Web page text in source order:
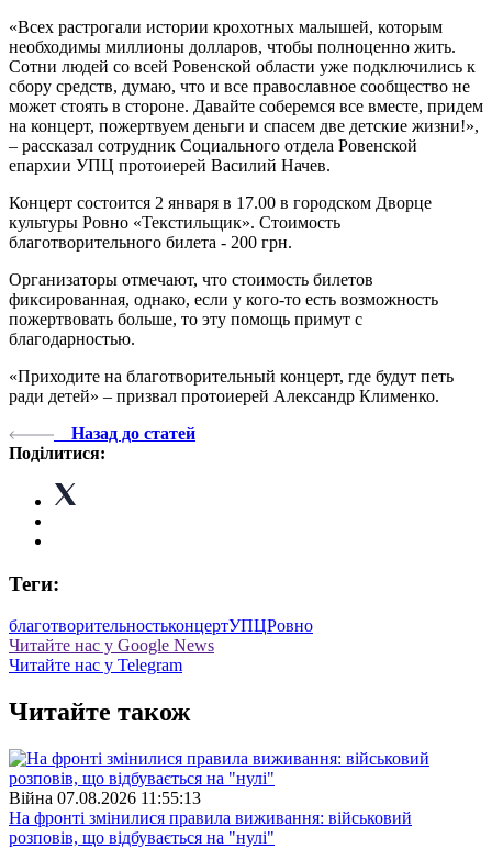
«Всех растрогали истории крохотных малышей, которым
необходимы миллионы долларов, чтобы полноценно жить.
Сотни людей со всей Ровенской области уже подключились к
сбору средств, думаю, что и все православное сообщество не
может стоять в стороне. Давайте соберемся все вместе, придем
на концерт, пожертвуем деньги и спасем две детские жизни!»,
– рассказал сотрудник Социального отдела Ровенской
епархии УПЦ протоиерей Василий Начев.
Концерт состоится 2 января в 17.00 в городском Дворце
культуры Ровно «Текстильщик». Стоимость
благотворительного билета - 200 грн.
Организаторы отмечают, что стоимость билетов
фиксированная, однако, если у кого-то есть возможность
пожертвовать больше, то эту помощь примут с
благодарностью.
«Приходите на благотворительный концерт, где будут петь
ради детей» – призвал протоиерей Александр Клименко.
Назад до статей
Поділитися:
Теги:
благотворительностьконцертУПЦРовно
Читайте нас у Google News
Читайте нас у Telegram
Читайте також
Війна 07.08.2026 11:55:13
На фронті змінилися правила виживання: військовий
розповів, що відбувається на "нулі"